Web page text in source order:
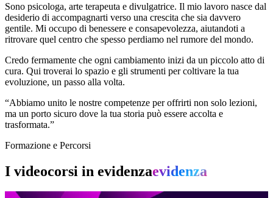
Sono psicologa, arte terapeuta e divulgatrice. Il mio lavoro nasce dal
desiderio di accompagnarti verso una crescita che sia davvero
gentile. Mi occupo di benessere e consapevolezza, aiutandoti a
ritrovare quel centro che spesso perdiamo nel rumore del mondo.
Credo fermamente che ogni cambiamento inizi da un piccolo atto di
cura. Qui troverai lo spazio e gli strumenti per coltivare la tua
evoluzione, un passo alla volta.
“Abbiamo unito le nostre competenze per offrirti non solo lezioni,
ma un porto sicuro dove la tua storia può essere accolta e
trasformata.”
Formazione e Percorsi
I videocorsi in evidenzaevidenza